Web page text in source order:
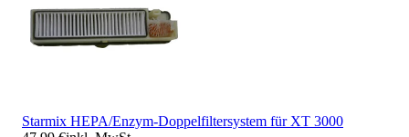
Starmix HEPA/Enzym-Doppelfiltersystem für XT 3000